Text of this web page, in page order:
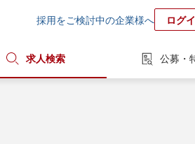
採用をご検討中の企業様へ ログ
求人検索 公募・